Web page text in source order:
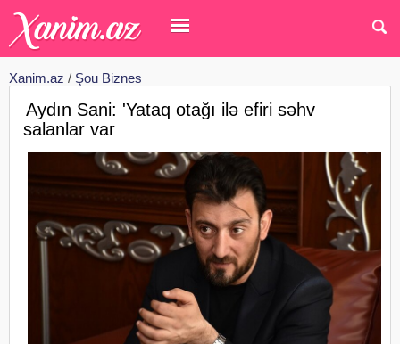
Xanim.az / Şou Biznes
Aydın Sani: 'Yataq otağı ilə efiri səhv
salanlar var